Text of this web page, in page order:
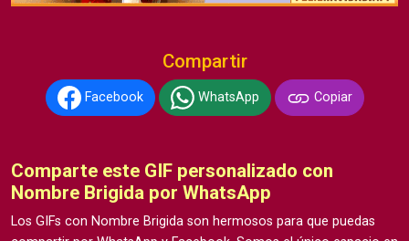
Compartir
Facebook WhatsApp Copiar
Comparte este GIF personalizado con
Nombre Brigida por WhatsApp
Los GIFs con Nombre Brigida son hermosos para que puedas